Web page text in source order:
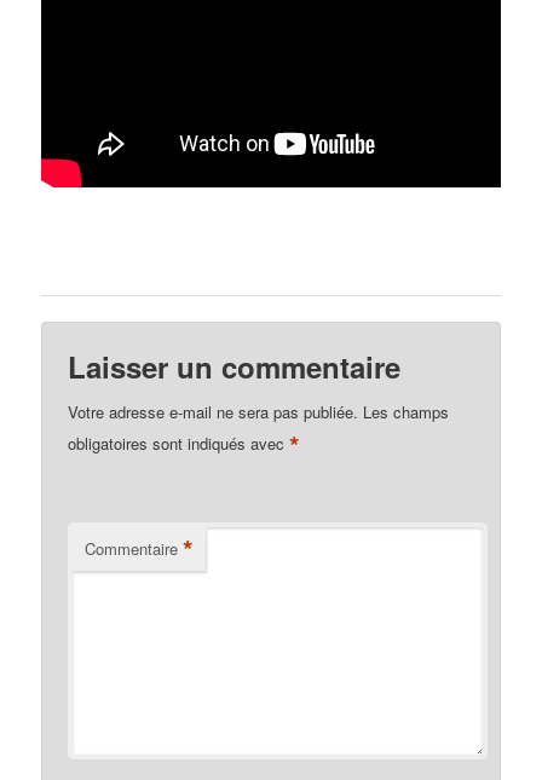
Laisser un commentaire
Votre adresse e-mail ne sera pas publiée. Les champs
obligatoires sont indiqués avec*
Commentaire *